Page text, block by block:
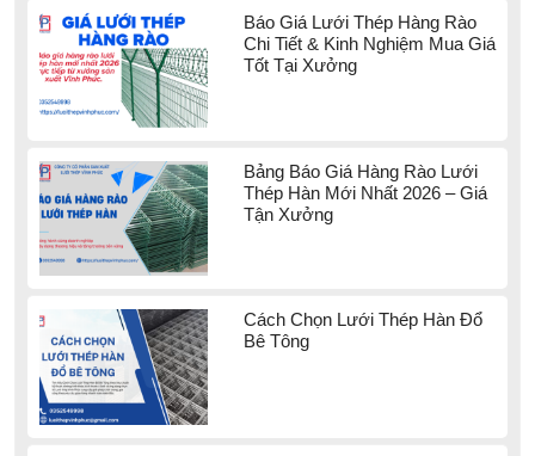
Báo Giá Lưới Thép Hàng Rào
Chi Tiết & Kinh Nghiệm Mua Giá
Tốt Tại Xưởng
Bảng Báo Giá Hàng Rào Lưới
Thép Hàn Mới Nhất 2026 – Giá
Tận Xưởng
Cách Chọn Lưới Thép Hàn Đổ
Bê Tông